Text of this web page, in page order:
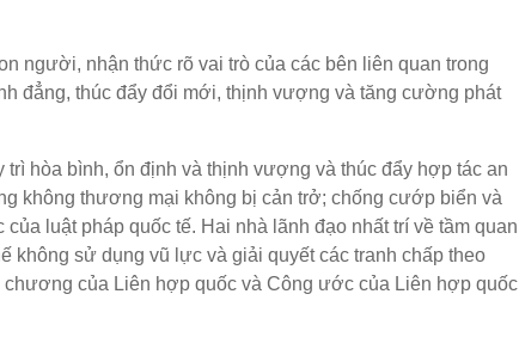
nhận thức rõ vai trò của các bên liên quan trong
đẳng, thúc đẩy đổi mới, thịnh vượng và tăng cường phát
bình, ổn định và thịnh vượng và thúc đẩy hợp tác an
không thương mại không bị cản trở; chống cướp biển và
luật pháp quốc tế. Hai nhà lãnh đạo nhất trí về tầm quan
không sử dụng vũ lực và giải quyết các tranh chấp theo
chương của Liên hợp quốc và Công ước của Liên hợp quốc